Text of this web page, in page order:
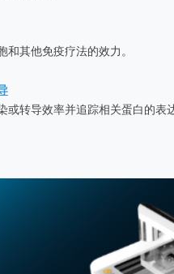
T细胞和其
或转导效率并追踪相关蛋白的表